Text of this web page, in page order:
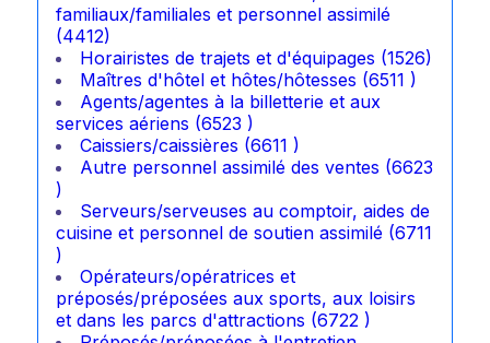
familiaux/familiales et personnel assimilé
(4412)
Horairistes de trajets et d'équipages (1526)
Maîtres d'hôtel et hôtes/hôtesses (6511 )
Agents/agentes à la billetterie et aux
services aériens (6523 )
Caissiers/caissières (6611 )
Autre personnel assimilé des ventes (6623
)
Serveurs/serveuses au comptoir, aides de
cuisine et personnel de soutien assimilé (6711
)
Opérateurs/opératrices et
préposés/préposées aux sports, aux loisirs
et dans les parcs d'attractions (6722 )